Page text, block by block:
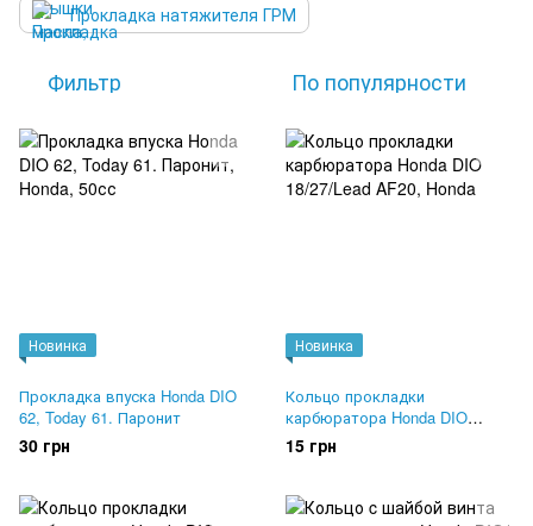
Прокладка натяжителя ГРМ
Фильтр По популярности
Новинка
Прокладка впуска Honda DIO
62, Today 61. Паронит
30 грн
Новинка
Кольцо прокладки
карбюратора Honda DIO
18/27/Lead AF20
15 грн